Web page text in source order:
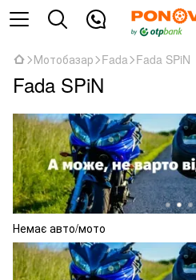
Мотобазар Fada Fada SPiN
Fada SPiN
Немає авто/мото